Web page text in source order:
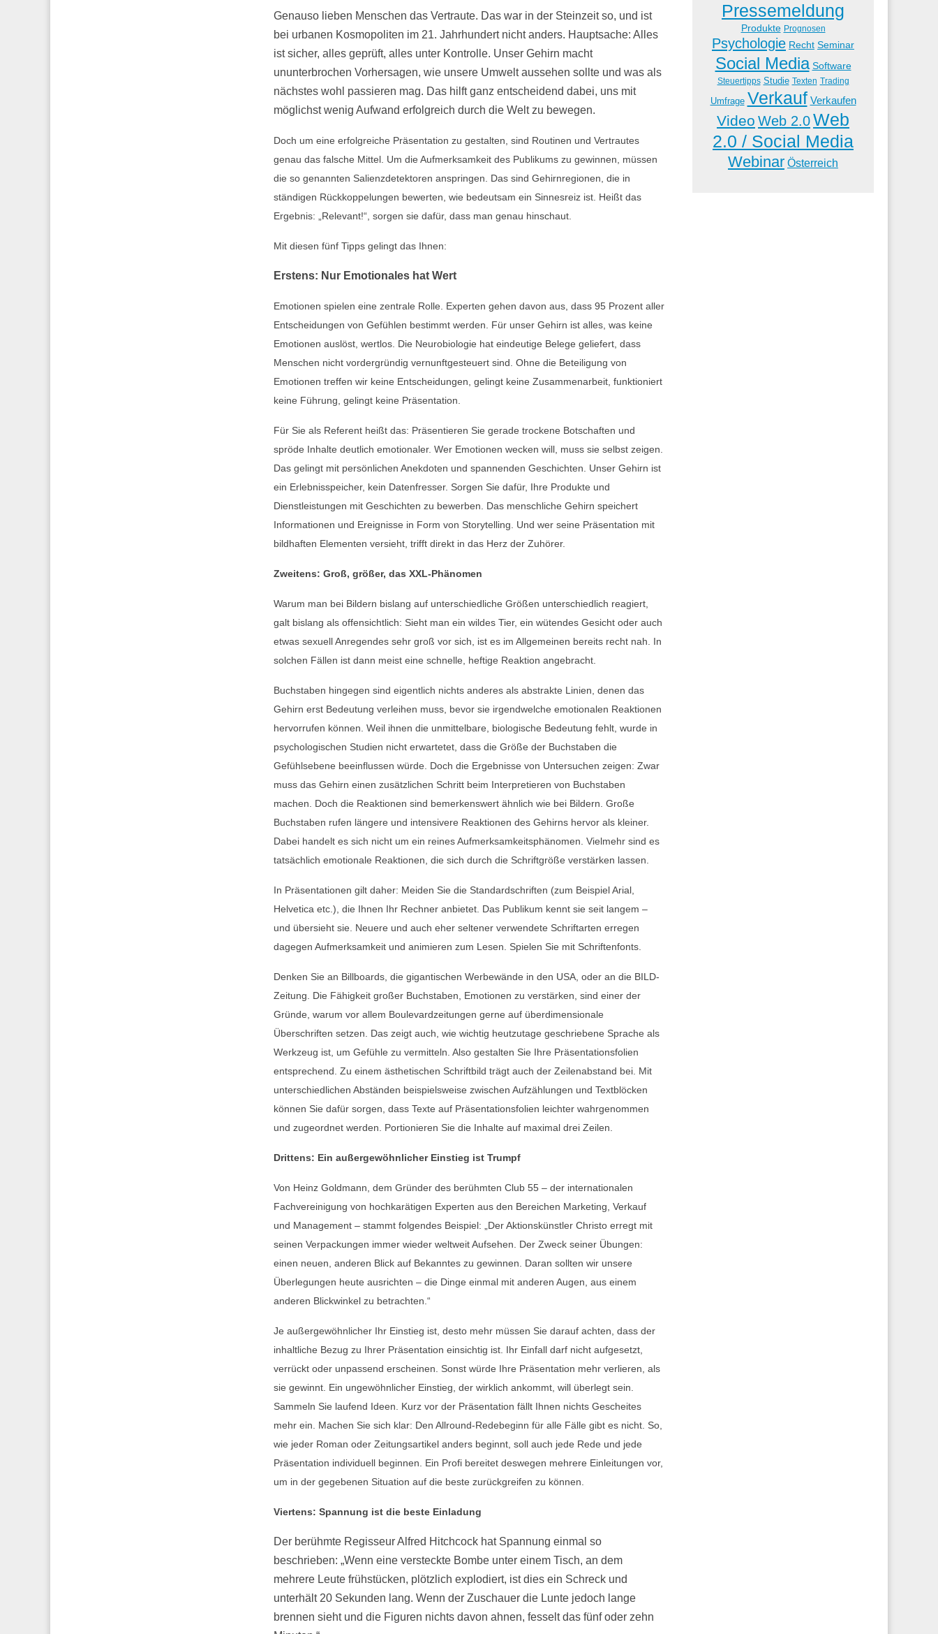
Genauso lieben Menschen das Vertraute. Das war in der Steinzeit so, und ist
bei urbanen Kosmopoliten im 21. Jahrhundert nicht anders. Hauptsache: Alles
ist sicher, alles geprüft, alles unter Kontrolle. Unser Gehirn macht
ununterbrochen Vorhersagen, wie unsere Umwelt aussehen sollte und was als
nächstes wohl passieren mag. Das hilft ganz entscheidend dabei, uns mit
möglichst wenig Aufwand erfolgreich durch die Welt zu bewegen.
Doch um eine erfolgreiche Präsentation zu gestalten, sind Routinen und Vertrautes
genau das falsche Mittel. Um die Aufmerksamkeit des Publikums zu gewinnen, müssen
die so genannten Salienzdetektoren anspringen. Das sind Gehirnregionen, die in
ständigen Rückkoppelungen bewerten, wie bedeutsam ein Sinnesreiz ist. Heißt das
Ergebnis: „Relevant!“, sorgen sie dafür, dass man genau hinschaut.
Mit diesen fünf Tipps gelingt das Ihnen:
Erstens: Nur Emotionales hat Wert
Emotionen spielen eine zentrale Rolle. Experten gehen davon aus, dass 95 Prozent aller
Entscheidungen von Gefühlen bestimmt werden. Für unser Gehirn ist alles, was keine
Emotionen auslöst, wertlos. Die Neurobiologie hat eindeutige Belege geliefert, dass
Menschen nicht vordergründig vernunftgesteuert sind. Ohne die Beteiligung von
Emotionen treffen wir keine Entscheidungen, gelingt keine Zusammenarbeit, funktioniert
keine Führung, gelingt keine Präsentation.
Für Sie als Referent heißt das: Präsentieren Sie gerade trockene Botschaften und
spröde Inhalte deutlich emotionaler. Wer Emotionen wecken will, muss sie selbst zeigen.
Das gelingt mit persönlichen Anekdoten und spannenden Geschichten. Unser Gehirn ist
ein Erlebnisspeicher, kein Datenfresser. Sorgen Sie dafür, Ihre Produkte und
Dienstleistungen mit Geschichten zu bewerben. Das menschliche Gehirn speichert
Informationen und Ereignisse in Form von Storytelling. Und wer seine Präsentation mit
bildhaften Elementen versieht, trifft direkt in das Herz der Zuhörer.
Zweitens: Groß, größer, das XXL-Phänomen
Warum man bei Bildern bislang auf unterschiedliche Größen unterschiedlich reagiert,
galt bislang als offensichtlich: Sieht man ein wildes Tier, ein wütendes Gesicht oder auch
etwas sexuell Anregendes sehr groß vor sich, ist es im Allgemeinen bereits recht nah. In
solchen Fällen ist dann meist eine schnelle, heftige Reaktion angebracht.
Buchstaben hingegen sind eigentlich nichts anderes als abstrakte Linien, denen das
Gehirn erst Bedeutung verleihen muss, bevor sie irgendwelche emotionalen Reaktionen
hervorrufen können. Weil ihnen die unmittelbare, biologische Bedeutung fehlt, wurde in
psychologischen Studien nicht erwartetet, dass die Größe der Buchstaben die
Gefühlsebene beeinflussen würde. Doch die Ergebnisse von Untersuchen zeigen: Zwar
muss das Gehirn einen zusätzlichen Schritt beim Interpretieren von Buchstaben
machen. Doch die Reaktionen sind bemerkenswert ähnlich wie bei Bildern. Große
Buchstaben rufen längere und intensivere Reaktionen des Gehirns hervor als kleiner.
Dabei handelt es sich nicht um ein reines Aufmerksamkeitsphänomen. Vielmehr sind es
tatsächlich emotionale Reaktionen, die sich durch die Schriftgröße verstärken lassen.
In Präsentationen gilt daher: Meiden Sie die Standardschriften (zum Beispiel Arial,
Helvetica etc.), die Ihnen Ihr Rechner anbietet. Das Publikum kennt sie seit langem –
und übersieht sie. Neuere und auch eher seltener verwendete Schriftarten erregen
dagegen Aufmerksamkeit und animieren zum Lesen. Spielen Sie mit Schriftenfonts.
Denken Sie an Billboards, die gigantischen Werbewände in den USA, oder an die BILD-
Zeitung. Die Fähigkeit großer Buchstaben, Emotionen zu verstärken, sind einer der
Gründe, warum vor allem Boulevardzeitungen gerne auf überdimensionale
Überschriften setzen. Das zeigt auch, wie wichtig heutzutage geschriebene Sprache als
Werkzeug ist, um Gefühle zu vermitteln. Also gestalten Sie Ihre Präsentationsfolien
entsprechend. Zu einem ästhetischen Schriftbild trägt auch der Zeilenabstand bei. Mit
unterschiedlichen Abständen beispielsweise zwischen Aufzählungen und Textblöcken
können Sie dafür sorgen, dass Texte auf Präsentationsfolien leichter wahrgenommen
und zugeordnet werden. Portionieren Sie die Inhalte auf maximal drei Zeilen.
Drittens: Ein außergewöhnlicher Einstieg ist Trumpf
Von Heinz Goldmann, dem Gründer des berühmten Club 55 – der internationalen
Fachvereinigung von hochkarätigen Experten aus den Bereichen Marketing, Verkauf
und Management – stammt folgendes Beispiel: „Der Aktionskünstler Christo erregt mit
seinen Verpackungen immer wieder weltweit Aufsehen. Der Zweck seiner Übungen:
einen neuen, anderen Blick auf Bekanntes zu gewinnen. Daran sollten wir unsere
Überlegungen heute ausrichten – die Dinge einmal mit anderen Augen, aus einem
anderen Blickwinkel zu betrachten.“
Je außergewöhnlicher Ihr Einstieg ist, desto mehr müssen Sie darauf achten, dass der
inhaltliche Bezug zu Ihrer Präsentation einsichtig ist. Ihr Einfall darf nicht aufgesetzt,
verrückt oder unpassend erscheinen. Sonst würde Ihre Präsentation mehr verlieren, als
sie gewinnt. Ein ungewöhnlicher Einstieg, der wirklich ankommt, will überlegt sein.
Sammeln Sie laufend Ideen. Kurz vor der Präsentation fällt Ihnen nichts Gescheites
mehr ein. Machen Sie sich klar: Den Allround-Redebeginn für alle Fälle gibt es nicht. So,
wie jeder Roman oder Zeitungsartikel anders beginnt, soll auch jede Rede und jede
Präsentation individuell beginnen. Ein Profi bereitet deswegen mehrere Einleitungen vor,
um in der gegebenen Situation auf die beste zurückgreifen zu können.
Viertens: Spannung ist die beste Einladung
Der berühmte Regisseur Alfred Hitchcock hat Spannung einmal so
beschrieben: „Wenn eine versteckte Bombe unter einem Tisch, an dem
mehrere Leute frühstücken, plötzlich explodiert, ist dies ein Schreck und
unterhält 20 Sekunden lang. Wenn der Zuschauer die Lunte jedoch lange
brennen sieht und die Figuren nichts davon ahnen, fesselt das fünf oder zehn
Pressemeldung
Produkte Prognosen
Psychologie Recht Seminar
Social Media Software
Steuertipps Studie Texten Trading
Umfrage Verkauf Verkaufen
Video Web 2.0Web
2.0 / Social Media
Webinar Österreich